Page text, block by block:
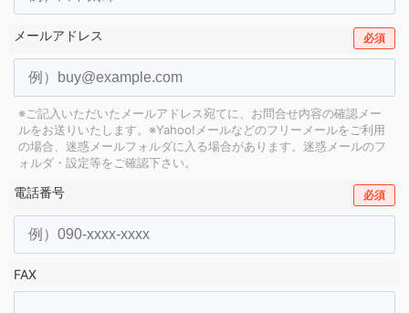
メールアドレス 必須
※ご記入いただいたメールアドレス宛てに、お問合せ内容の確認メー
ルをお送りいたします。 ※Yahoo!メールなどのフリーメールをご利用
の場合、迷惑メールフォルダに入る場合があります。 迷惑メールのフ
ォルダ・設定等をご確認下さい。
電話番号 必須
FAX